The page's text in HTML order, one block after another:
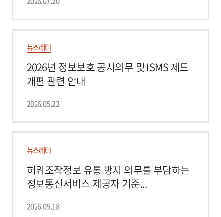
뉴스레터
2026년 정보보호 공시의무 및 ISMS 제도
개편 관련 안내
2026.05.22
뉴스레터
허위조작정보 유통 방지 의무를 부담하는
정보통신서비스 제공자 기준...
2026.05.18